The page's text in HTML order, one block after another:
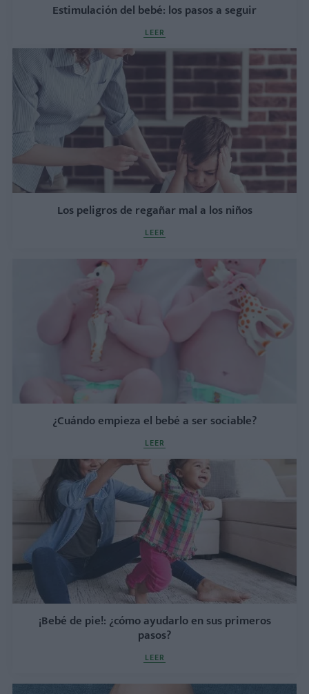
Estimulación del bebé: los pasos a seguir
LEER
Los peligros de regañar mal a los niños
LEER
¿Cuándo empieza el bebé a ser sociable?
LEER
¡Bebé de pie!: ¿cómo ayudarlo en sus primeros
pasos?
LEER